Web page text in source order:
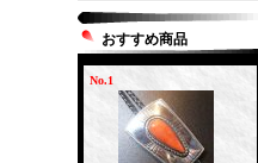
おすすめ商品
No.1